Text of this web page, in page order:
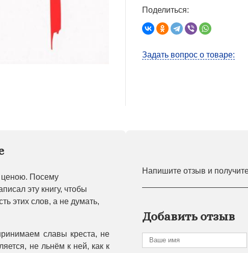
Поделиться:
Задать вопрос о товаре:
ценою. Посему
эту книгу, чтобы
этих слов, а не думать,
славы креста, не
не льнём к ней, как к
Напишите отзыв и
Добавить отзыв